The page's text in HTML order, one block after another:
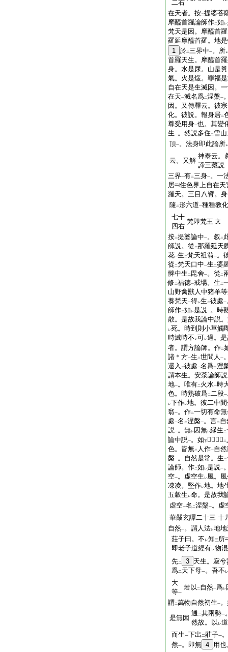
二右
在天者。按二提婆菩
摩醯首羅論師作二如 レ
梵天是因。摩醯首
羅延摩醯首羅。地
1 於二三界中一。所レ
首羅天生。摩醯首
身。水是尿。山是
氣。火是煖。罪福
自在天是生滅因。
在天一滅名爲二涅槃一
因。又傳釋云。彼
化。彼説。報身居二
尊受用身一也。其變
生一。然説多住 二 雪
頂一。法身即此論所レ
云。又解
神泰云。
諦三藏説
三界一有二三身一。一
居
住色界上自在天
羅天。三目八臂。
隨 二形六道一種種教化
七十
四右
梵即梵王 文
按二提婆論中一。叙 二
師説。從 二那羅延天
花一生 二梵天祖翁一。
從 二梵天口中一生 二婆
髀中生 二 毘舍一。從 二
修 二福徳一戒場。生 二
山野禽獸人中猪羊
養梵天一得レ生 二彼處一
師作二如 レ是説一。時
散。是故我論中説
レ死。時到則小草觸
時滅時不 レ可レ過。
者。謂方論師。作二
諸＊方一生 二世間人 一
還入 二彼處一名爲二涅
謂本生。安荼論師
地一。唯有二 火水一時
色。時熟破爲二二段一
レ下作レ地。彼二中
翁一。作二一切有命
處一名 二涅槃一。言二 自
説一。無レ 因無レ縁生 二
論中説一。如下 𣗥荊針無 二
色。皆無二 人作一自
槃一。自然是常。生 二
論師。作二如 レ是説一
空一。虚空生 レ風。
凍凌。堅作レ地。地
五穀生 レ命。是故我
虚空一名 二涅槃一。虚
華嚴玄譚二十三 十
自然一。謂人法レ地
莊子曰。不 レ知三 所
即老子道經有レ物
先二 3 天生。寂
爲二天下母一。吾不 レ
大
等一
若以 二 自然一爲レ
謂二萬物自然初生一
是無因
通二其兩勢一
然故。以 レ
而生一下出 二莊子一
然一。即無 4 用